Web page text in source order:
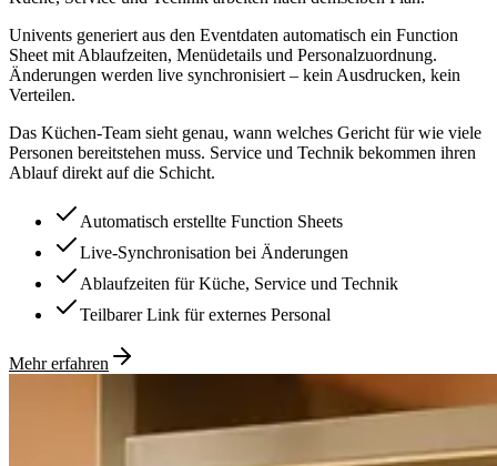
Univents generiert aus den Eventdaten automatisch ein Function
Sheet mit Ablaufzeiten, Menüdetails und Personalzuordnung.
Änderungen werden live synchronisiert – kein Ausdrucken, kein
Verteilen.
Das Küchen-Team sieht genau, wann welches Gericht für wie viele
Personen bereitstehen muss. Service und Technik bekommen ihren
Ablauf direkt auf die Schicht.
Automatisch erstellte Function Sheets
Live-Synchronisation bei Änderungen
Ablaufzeiten für Küche, Service und Technik
Teilbarer Link für externes Personal
Mehr erfahren